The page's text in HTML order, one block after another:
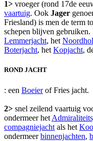
1> vroeger (rond 17de
vaartuig. Ook Jager
Friesland) is men de term
schepen blijven
Lemmerjacht, het
Boterjacht, het Kopjacht,
ROND JACHT
: een Boeierof Fries jacht.
2> snel zeilend vaartuig
ondermeer het
compagniejacht als het
ondermeerbinnenjachten,